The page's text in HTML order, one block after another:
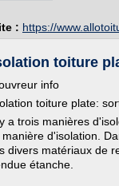
: https://
toiture
info
toiture plate:
a trois manières
manière d'isolation.
divers matériaux de
étanche.